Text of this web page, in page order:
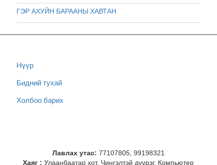
ГЭР АХУЙН БАРААНЫ ХАВТАН
Нүүр
Бидний тухай
Холбоо барих
Лавлах утас: 77107805, 99198321
Хаяг : Улаанбаатар хот, Чингэлтэй дүүрэг, Компьютер